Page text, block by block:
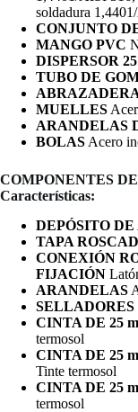
soldadura
CONJUNTO
MANGO PVC
DISPERSOR
TUBO DE
MUELLES
ARANDELAS
BOLAS Acero
COMPONENTES
Características:
DEPÓSITO DE
TAPA
CONEXIÓN
FIJACIÓN
ARANDELAS
SELLADORES
CINTA DE 25
termosol
CINTA DE 25
Tinte termosol
CINTA DE 25
termosol